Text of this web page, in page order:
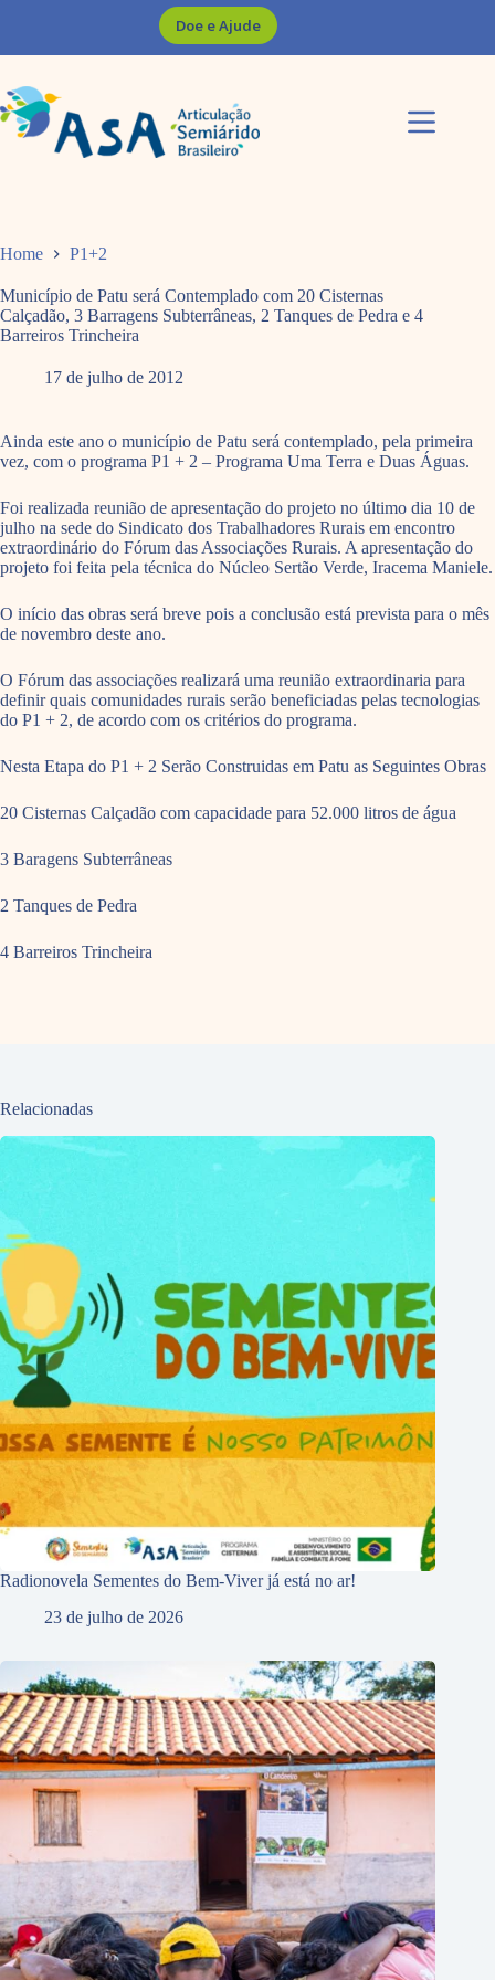
Doe e Ajude
Home P1+2
Município de Patu será Contemplado com 20 Cisternas
Calçadão, 3 Barragens Subterrâneas, 2 Tanques de Pedra e 4
Barreiros Trincheira
17 de julho de 2012
Ainda este ano o município de Patu será contemplado, pela primeira
vez, com o programa P1 + 2 – Programa Uma Terra e Duas Águas.
Foi realizada reunião de apresentação do projeto no último dia 10 de
julho na sede do Sindicato dos Trabalhadores Rurais em encontro
extraordinário do Fórum das Associações Rurais. A apresentação do
projeto foi feita pela técnica do Núcleo Sertão Verde, Iracema Maniele.
O início das obras será breve pois a conclusão está prevista para o mês
de novembro deste ano.
O Fórum das associações realizará uma reunião extraordinaria para
definir quais comunidades rurais serão beneficiadas pelas tecnologias
do P1 + 2, de acordo com os critérios do programa.
Nesta Etapa do P1 + 2 Serão Construidas em Patu as Seguintes Obras
20 Cisternas Calçadão com capacidade para 52.000 litros de água
3 Baragens Subterrâneas
2 Tanques de Pedra
4 Barreiros Trincheira
Relacionadas
Radionovela Sementes do Bem-Viver já está no ar!
23 de julho de 2026